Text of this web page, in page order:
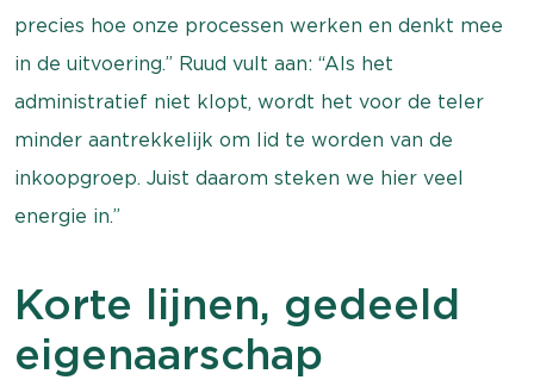
precies hoe onze processen werken en denkt mee
in de uitvoering.” Ruud vult aan: “Als het
administratief niet klopt, wordt het voor de teler
minder aantrekkelijk om lid te worden van de
inkoopgroep. Juist daarom steken we hier veel
energie in.”
Korte lijnen, gedeeld
eigenaarschap